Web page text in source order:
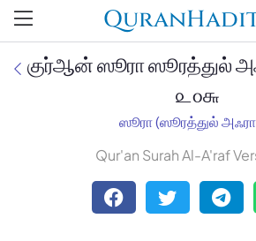
Jan Trust Foundation
Mufti Omar Sheriff Qasimi,
குர்ஆன் ஸூரா ஸூரத்துல்
௨௦௬
ஸூரா (ஸூரத்துல்
Qur'an Surah Al-A'raf